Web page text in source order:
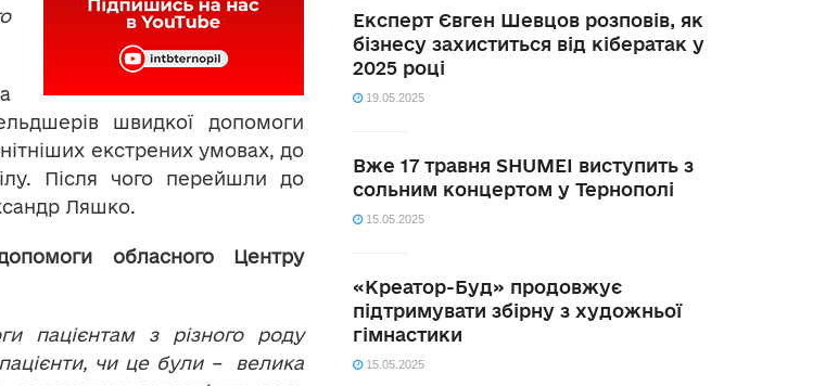
швидкої допомоги
екстрених умовах, до
Після чого перейшли до
Ляшко.
обласного Центру
пацієнтам з різного роду
чи це були – велика
Експерт Євген Шевцов розповів, як
бізнесу захиститься від кібератак у
2025 році
19.05.2025
Вже 17 травня SHUMEI виступить з
сольним концертом у Тернополі
15.05.2025
«Креатор-Буд» продовжує
підтримувати збірну з художньої
гімнастики
15.05.2025